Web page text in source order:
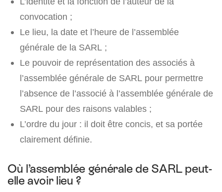
convocation ;
Le lieu, la date et l’heure de l’assemblée
générale de la SARL ;
Le pouvoir de représentation des associés à
l’assemblée générale de SARL pour permettre
l’absence de l’associé à l’assemblée générale de
SARL pour des raisons valables ;
L’ordre du jour : il doit être concis, et sa portée
clairement définie.
Où l’assemblée générale de SARL peut-
elle avoir lieu ?